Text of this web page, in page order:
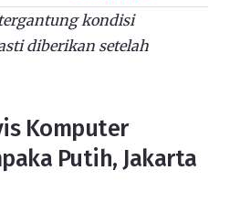
kondisi
diberikan setelah
Komputer
Putih, Jakarta